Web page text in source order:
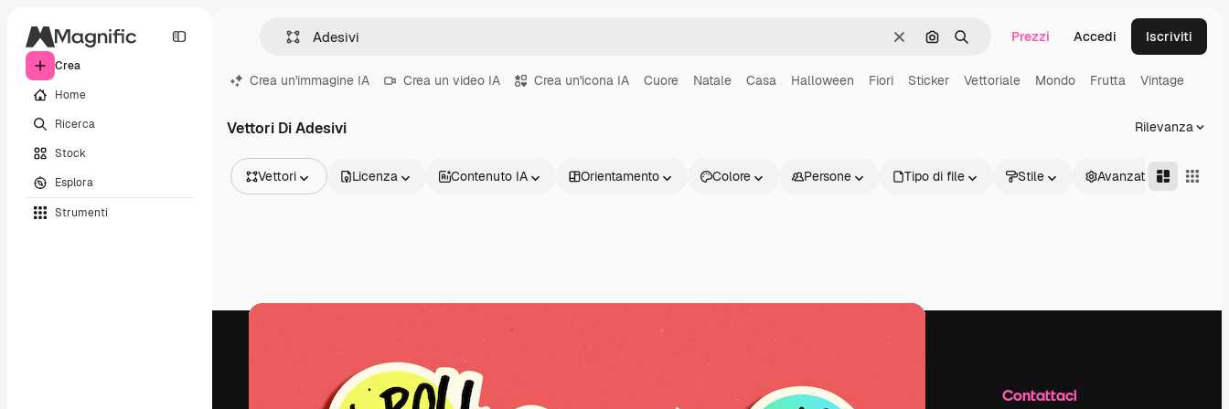
Crea
Home
Ricerca
Stock
Esplora
Strumenti
CancellaCerca per immagine
Ricerca Prezzi Accedi Iscriviti
Crea un'immagine IA Crea un video IA Crea un'icona IA Cuore Natale Casa Halloween Fiori Sticker Vettoriale Mondo Frutta Vintage
Vettori Di Adesivi Rilevanza
Vettori
Video
Licenza Contenuto IA Orientamento Colore Persone Tipo di file Stile Avanzate
Inizia Contattaci